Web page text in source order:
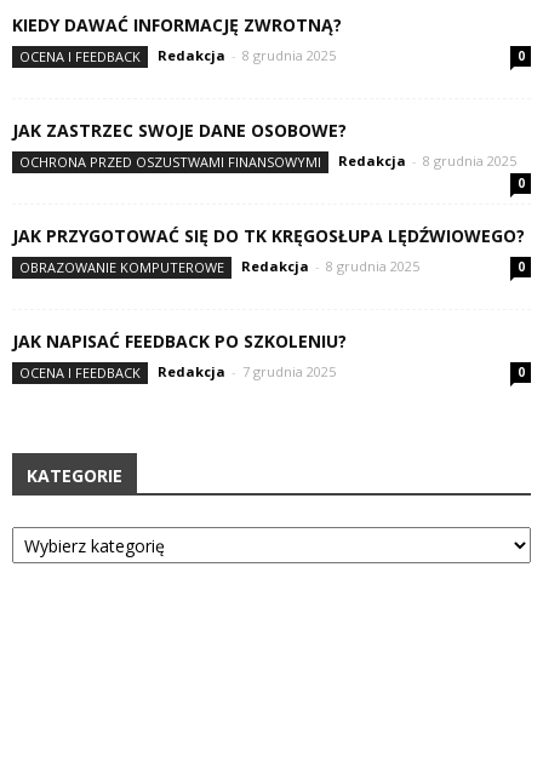
KIEDY DAWAĆ INFORMACJĘ ZWROTNĄ?
OCENA I FEEDBACK Redakcja - 8 grudnia 2025 0
JAK ZASTRZEC SWOJE DANE OSOBOWE?
OCHRONA PRZED OSZUSTWAMI FINANSOWYMI Redakcja - 8 grudnia 2025
0
JAK PRZYGOTOWAĆ SIĘ DO TK KRĘGOSŁUPA LĘDŹWIOWEGO?
OBRAZOWANIE KOMPUTEROWE Redakcja - 8 grudnia 2025 0
JAK NAPISAĆ FEEDBACK PO SZKOLENIU?
OCENA I FEEDBACK Redakcja - 7 grudnia 2025 0
KATEGORIE
Kategorie